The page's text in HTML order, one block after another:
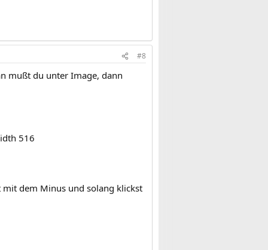
#8
mußt du unter Image, dann
516
dem Minus und solang klickst